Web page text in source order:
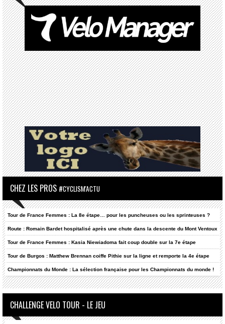
CHEZ LES PROS #CYCLISM'ACTU
Tour de France Femmes : La 8e étape… pour les puncheuses ou les sprinteuses ?
Route : Romain Bardet hospitalisé après une chute dans la descente du Mont Ventoux
Tour de France Femmes : Kasia Niewiadoma fait coup double sur la 7e étape
Tour de Burgos : Matthew Brennan coiffe Pithie sur la ligne et remporte la 4e étape
Championnats du Monde : La sélection française pour les Championnats du monde !
CHALLENGE VELO TOUR - LE JEU